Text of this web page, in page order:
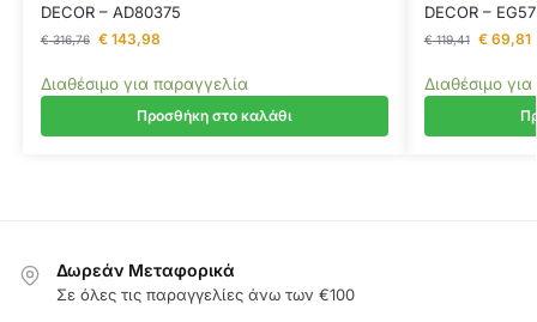
DECOR – AD80375
€316,76 €143,98
Διαθέσιμο για παραγγελία
Προσθήκη στο καλάθι
DECOR –
€119,41 €69,81
Διαθέσιμο
Δωρεάν Μεταφορικά
Σε όλες τις παραγγελίες άνω των €100